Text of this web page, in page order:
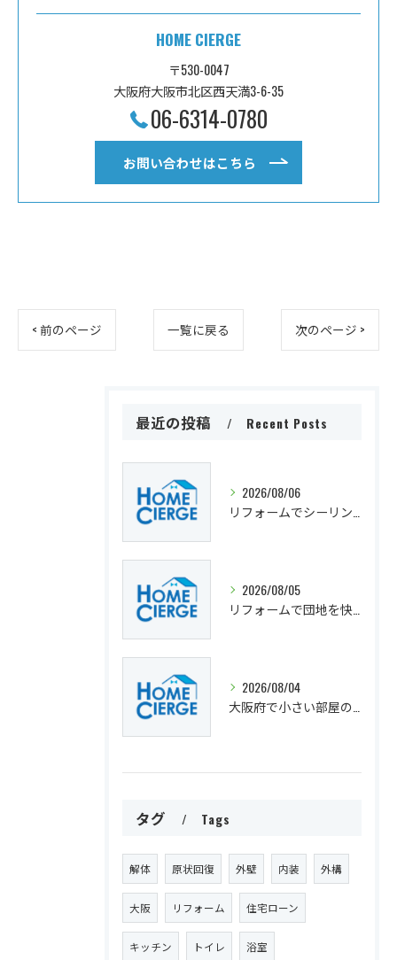
HOME CIERGE
〒530-0047
大阪府大阪市北区西天満3-6-35
06-6314-0780
お問い合わせはこちら
< 前のページ 一覧に戻る 次のページ >
最近の投稿 Recent Posts
2026/08/06
リフォームでシーリングライト導入時に知りたい大阪府の工事費用と選び方ガイド
2026/08/05
リフォームで団地を快適に大阪府で叶える住まいの新提案
2026/08/04
大阪府で小さい部屋のリフォーム成功術住みやすさと機能性の両立
タグ Tags
解体 原状回復 外壁 内装 外構
大阪 リフォーム 住宅ローン
キッチン トイレ 浴室